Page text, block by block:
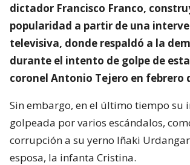
dictador Francisco Franco,
popularidad a partir de una
televisiva, donde respaldó a la
durante el intento de golpe de
coronel Antonio Tejero en febrero
Sin embargo, en el último tiempo su
golpeada por varios escándalos,
corrupción a su yerno Iñaki
esposa, la infanta Cristina.